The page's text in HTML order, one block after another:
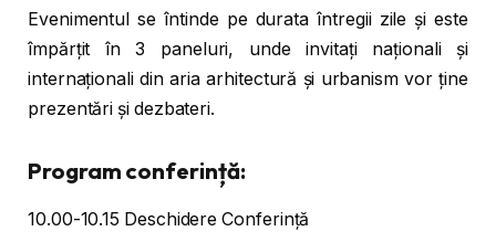
Evenimentul se întinde pe durata întregii zile și este
împărțit în 3 paneluri, unde invitați naționali și
internaționali din aria arhitectură și urbanism vor ține
prezentări și dezbateri.
Program conferință:
10.00-10.15 Deschidere Conferință